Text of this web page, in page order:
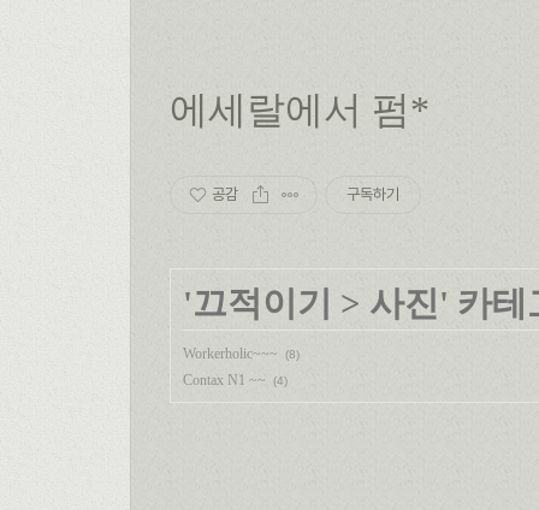
에세랄에서 펌*
공감 구독하기
'끄적이기 > 사진' 카테
Workerholic~~~ (8)
Contax N1 ~~ (4)